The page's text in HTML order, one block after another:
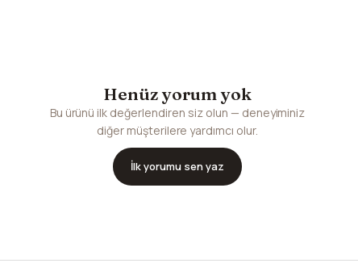
Henüz yorum yok
Bu ürünü ilk değerlendiren siz olun — deneyiminiz
diğer müşterilere yardımcı olur.
İlk yorumu sen yaz